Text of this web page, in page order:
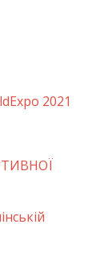
2021